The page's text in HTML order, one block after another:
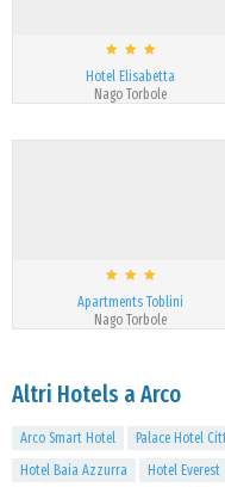
Hotel Elisabetta
Nago Torbole
Apartments Toblini
Nago Torbole
Altri Hotels a Arco
Arco Smart Hotel Palace Hotel
Hotel Baia Azzurra
Hotel Everest